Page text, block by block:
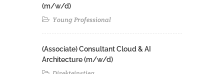
(m/w/d)
Young Professional
(Associate) Consultant Cloud & AI
Architecture (m/w/d)​ ​